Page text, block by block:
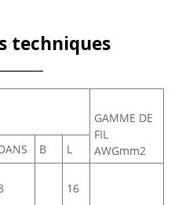
techniques
GAMME DE
FIL
AWGmm2
B
L
16